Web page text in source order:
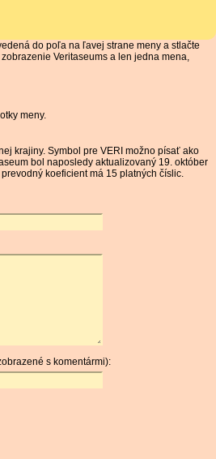
do poľa na ľavej strane meny a stlačte
Veritaseums a len jedna mena,
meny.
krajiny. Symbol pre VERI možno písať ako
bol naposledy aktualizovaný 19. október
koeficient má 15 platných číslic.
s komentármi):